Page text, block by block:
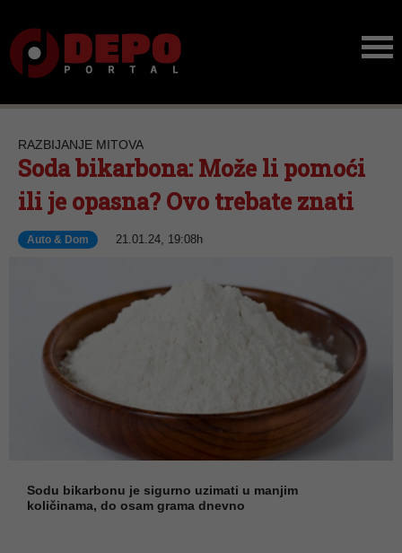
RAZBIJANJE MITOVA
Soda bikarbona: Može li pomoći
ili je opasna? Ovo trebate znati
Auto & Dom 21.01.24, 19:08h
Sodu bikarbonu je sigurno uzimati u manjim
količinama, do osam grama dnevno